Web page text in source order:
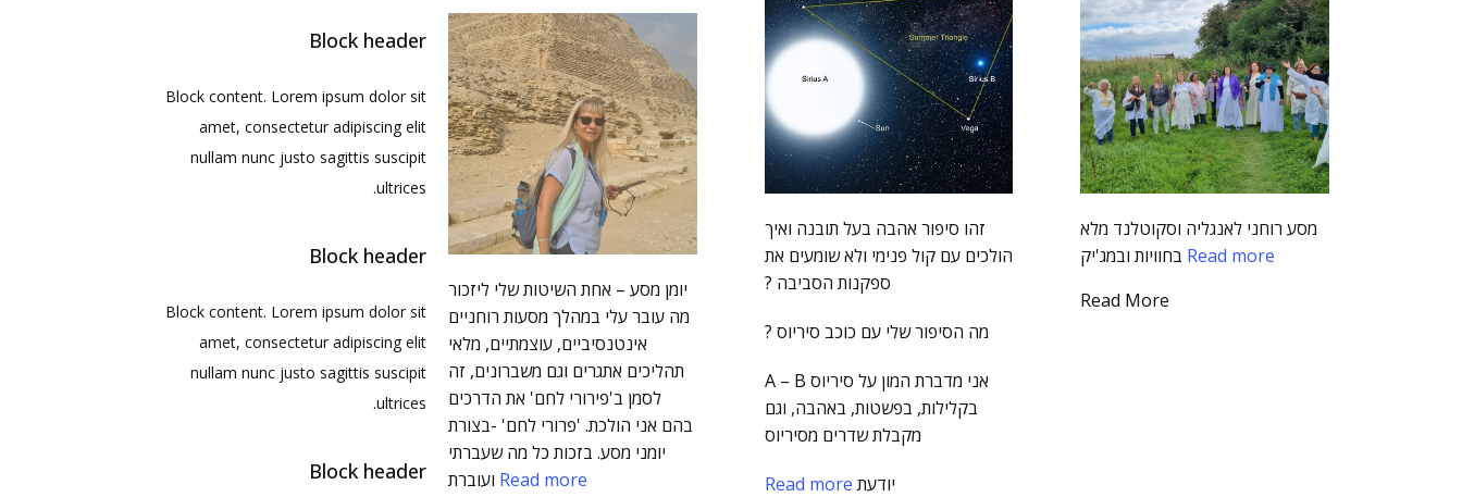
מסע רוחני לאנגליה וסקוטלנד מלא
Read more
Read More
זהו סיפור אהבה בעל תובנה ואיך
הולכים עם קול פנימי ולא שומעים את
ספקנות הסביבה ?
מה הסיפור שלי עם כוכב סיריוס ?
אני מדברת המון על סיריוס A – B
בקלילות, בפשטות, באהבה, וגם
מקבלת שדרים מסיריוס
יודעת Read more
יומן מסע – אחת השיטות שלי ליזכור
מה עובר עלי במהלך מסעות רוחניים
אינטנסיביים, עוצמתיים, מלאי
תהליכים אתגרים וגם משברונים, זה
לסמן ב'פירורי לחם' את הדרכים
בהם אני הולכת. 'פרורי לחם' -בצורת
יומני מסע. בזכות כל מה שעברתי
Read more
Block header
Block content. Lorem ipsum dolor sit
amet, consectetur adipiscing elit
nullam nunc justo sagittis suscipit
ultrices.
Block header
Block content. Lorem ipsum dolor sit
amet, consectetur adipiscing elit
nullam nunc justo sagittis suscipit
ultrices.
Block header